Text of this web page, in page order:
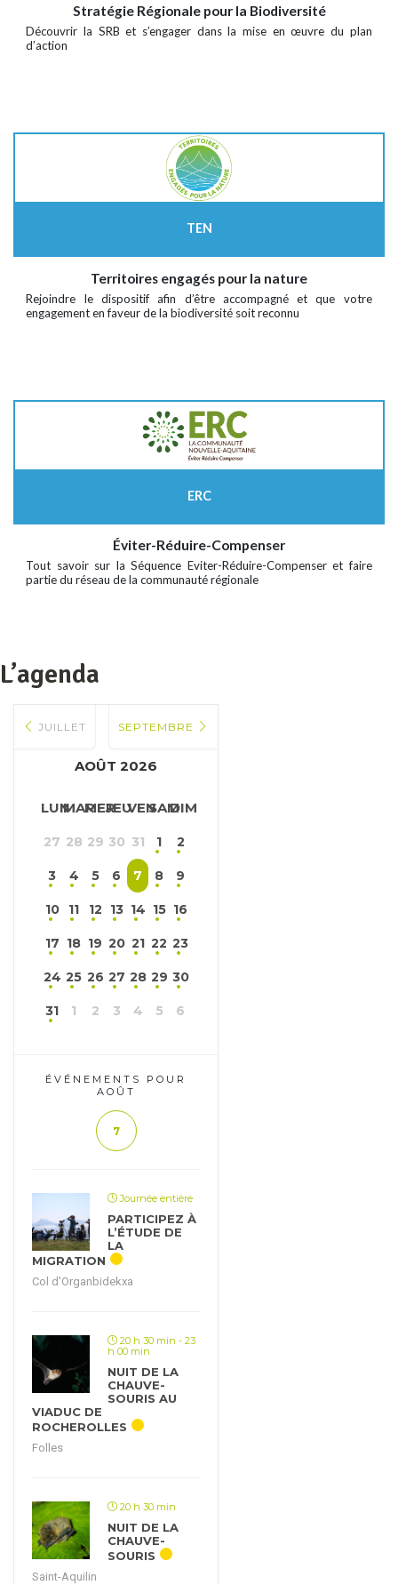
Stratégie Régionale pour la Biodiversité
Découvrir la SRB et s’engager dans la mise en œuvre du plan
d’action
TEN
Territoires engagés pour la nature
Rejoindre le dispositif afin d’être accompagné et que votre
engagement en faveur de la biodiversité soit reconnu
ERC
Éviter-Réduire-Compenser
Tout savoir sur la Séquence Eviter-Réduire-Compenser et faire
partie du réseau de la communauté régionale
L’agenda
JUILLET
AOÛT 2026
SEPTEMBRE
LUNMARMERJEUVENSAMDIM
27 28 29 30 31 1 2
3 4 5 6 7 8 9
10 11 12 13 14 15 16
17 18 19 20 21 22 23
24 25 26 27 28 29 30
31 1 2 3 4 5 6
ÉVÉNEMENTS POUR
AOÛT
7
Journée entière
PARTICIPEZ À
L’ÉTUDE DE
LA
MIGRATION
Col d'Organbidekxa
20 h 30 min - 23
h 00 min
NUIT DE LA
CHAUVE-
SOURIS AU
VIADUC DE
ROCHEROLLES
Folles
20 h 30 min
NUIT DE LA
CHAUVE-
SOURIS
Saint-Aquilin